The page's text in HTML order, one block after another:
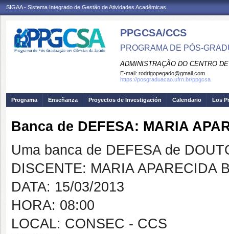
SIGAA - Sistema Integrado de Gestão de Atividades Acadêmicas
PPGCSA/CCS
PROGRAMA DE PÓS-
ADMINISTRAÇÃO DO CENTRO
E-mail: rodrigopegado@gmail.com
https://posgraduacao.ufrn.br/ppgcsa
Programa Enseñanza Proyectos de Investigación Calendario Los
Banca de DEFESA: MARIA
Uma banca de DEFESA de
DISCENTE: MARIA APARECIDA
DATA: 15/03/2013
HORA: 08:00
LOCAL: CONSEC - CCS